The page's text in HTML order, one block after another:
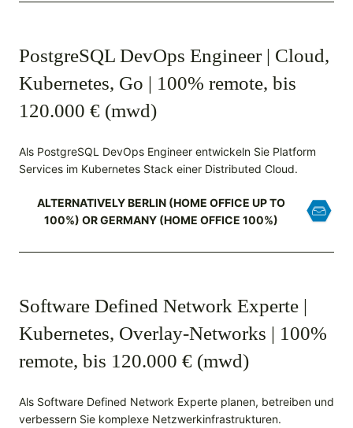
PostgreSQL DevOps Engineer | Cloud,
Kubernetes, Go | 100% remote, bis
120.000 € (mwd)
Als PostgreSQL DevOps Engineer entwickeln Sie Platform
Services im Kubernetes Stack einer Distributed Cloud.
ALTERNATIVELY BERLIN (HOME OFFICE UP TO
100%) OR GERMANY (HOME OFFICE 100%)
Software Defined Network Experte |
Kubernetes, Overlay-Networks | 100%
remote, bis 120.000 € (mwd)
Als Software Defined Network Experte planen, betreiben und
verbessern Sie komplexe Netzwerkinfrastrukturen.